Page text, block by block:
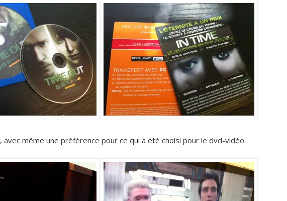
, avec même une préférence pour ce qui a été choisi pour le dvd-vidéo.